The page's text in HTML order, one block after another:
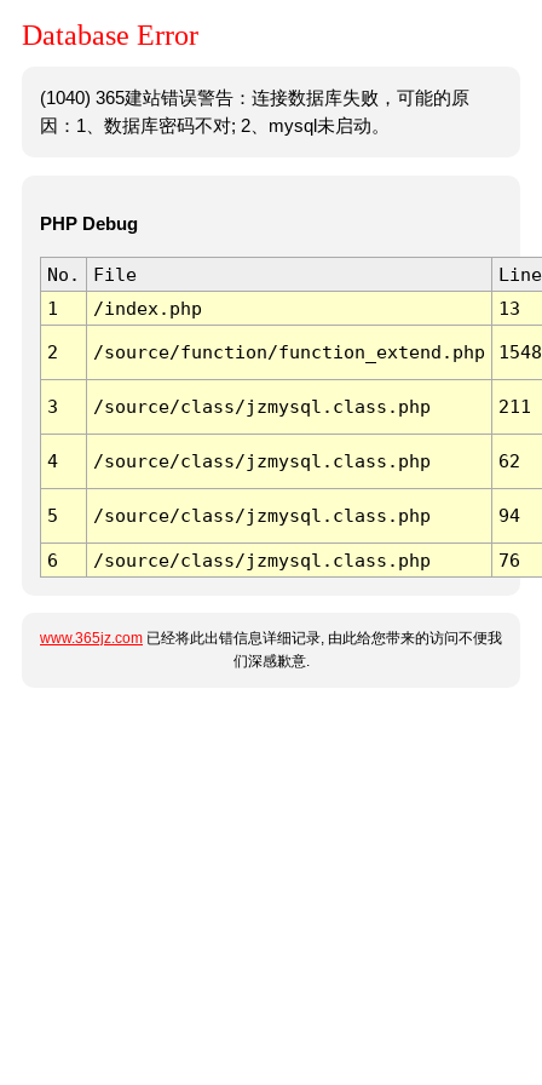
Database Error
(1040) 365建站错误警告：连接数据库失败，可能的原
因：1、数据库密码不对; 2、mysql未启动。
PHP Debug
No. File
Line
1
/index.php 13
2 /source/function/function_extend.php 1548
3 /source/class/jzmysql.class.php 211
4 /source/class/jzmysql.class.php 62
5 /source/class/jzmysql.class.php 94
6 /source/class/jzmysql.class.php 76
www.365jz.com 已经将此出错信息详细记录, 由此给您带来的访问不便我
们深感歉意.